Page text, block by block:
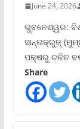
June 24, 2026
ଭୁବନେଶ୍ୱର:
ସାନ୍ତାକ୍ରୁଜ୍
ପକ୍ଷରୁ ଚଳିତ
Share